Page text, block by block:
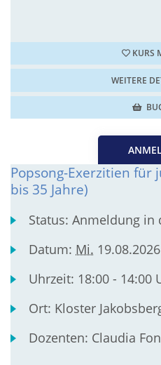
KURS
WEITERE
Popsong-Exerzitien für
bis 35 Jahre)
Status:Anmeldung in
Datum: Mi.
Uhrzeit: 18:00 - 14:00
Ort: Kloster
Dozenten: Claudia